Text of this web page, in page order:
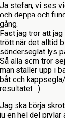
Ja stefan, vi ses
och deppa och
gång.
Fast jag tror att
trött när det alltid
sönderseglat lys
Så alla som tror
man ställer upp i
båt och
resultatet : )
Jag ska börja
ju en hel del prylar